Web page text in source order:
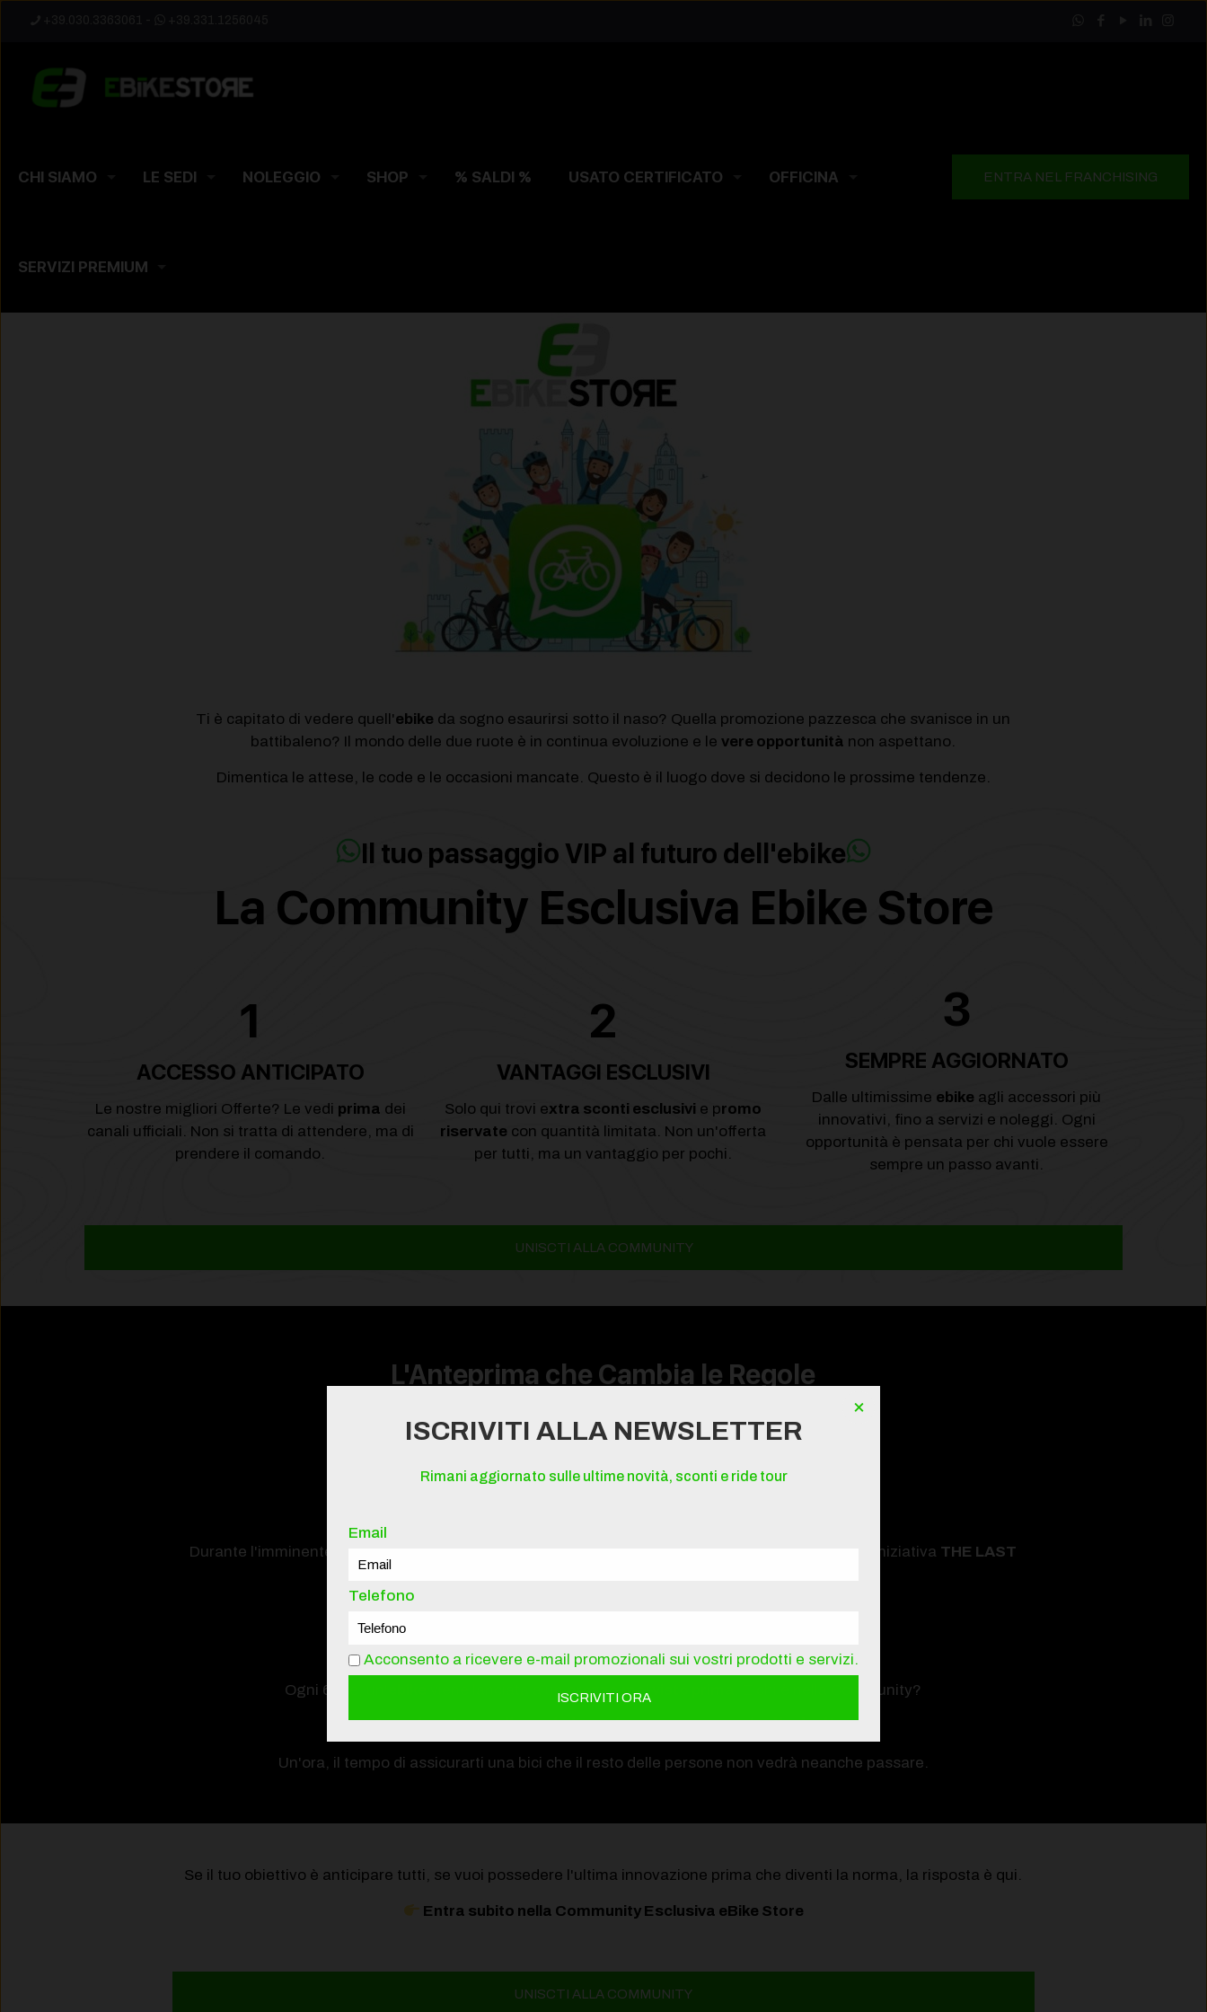
CHI SIAMO LE SEDI NOLEGGIO SHOP % SALDI % USATO CERTIFICATO OFFICINA
SERVIZI PREMIUM
ENTRA NEL FRANCHISING
Ti è capitato di vedere quell'ebike da sogno esaurirsi sotto il naso? Quella promozione pazzesca che svanisce in un
battibaleno? Il mondo delle due ruote è in continua evoluzione e levere opportunità non aspettano.
Dimentica le attese, le code e le occasioni mancate. Questo è il luogo dove si decidono le prossime tendenze.
Il tuo passaggio VIP al futuro dell'ebike
La Community Esclusiva Ebike Store
1
ACCESSO ANTICIPATO
Le nostre migliori Offerte? Le vedi prima dei
canali ufficiali. Non si tratta di attendere, ma di
prendere il comando.
2
VANTAGGI ESCLUSIVI
Solo qui trovi extra sconti esclusivi e promo
riservate con quantità limitata. Non un'offerta
per tutti, ma un vantaggio per pochi.
3
SEMPRE AGGIORNATO
Dalle ultimissime ebike agli accessori più
innovativi, fino a servizi e noleggi. Ogni
opportunità è pensata per chi vuole essere
sempre un passo avanti.
UNISCTI ALLA COMMUNITY
L'Anteprima che Cambia le Regole
CustomBlackWeek
Durante l'imminente , la Community diventa la tua corsia preferenziale per l'iniziativa THE LAST
Il Vantaggio VIP
Ogni 6 ore, un' viene lanciata a unprezzo mai visto prima . E chi è nella Community?
Avrai un'ora di anticipo rispetto a tutti gli altri!
Un'ora, il tempo di assicurarti una bici che il resto delle persone non vedrà neanche passare.
Se il tuo obiettivo è anticipare tutti, se vuoi possedere l'ultima innovazione prima che diventi la norma, la risposta è qui.
Entra subito nella Community Esclusiva eBike Store
UNISCTI ALLA COMMUNITY
ISCRIVITI ALLA NEWSLETTER
Rimani aggiornato sulle ultime novità, sconti e ride tour
Email
Telefono
Acconsento a ricevere e-mail promozionali sui vostri prodotti e servizi.
×